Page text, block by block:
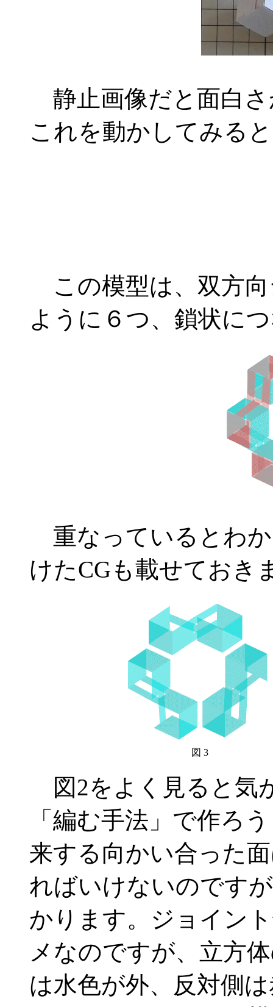
静止画像だと面白
これを動かしてみる
この模型は、双方
ように６つ、鎖状に
重なっているとわ
けたCGも載せておき
図 3
図2をよく見ると気
「編む手法」で作ろ
来する向かい合った
ればいけないのです
かります。ジョイン
メなのですが、立方
は水色が外、反対側